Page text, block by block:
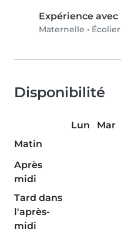
Expérience avec
Maternelle • Écolier
Disponibilité
Lun Mar
Matin
Après
midi
Tard dans
l'après-
midi